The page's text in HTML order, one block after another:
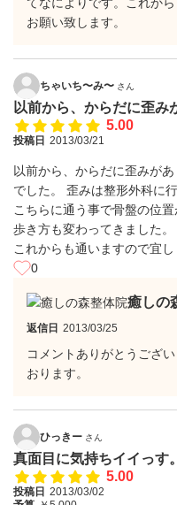
お願い致します。
ちゃいち〜み〜 さん
以前から、からだに歪み
5.00
投稿日 2013/03/21
以前から、からだに歪みが
でした。 歪みは整形外科に
こちらに通う事で骨盤の位
歩き方も変わってきました。
これからも通いますので宜し
0
癒しの
返信日 2013/03/25
コメントありがとうござ
おります。
ひっきー さん
真面目に気持ちイイっす。
5.00
投稿日 2013/03/02